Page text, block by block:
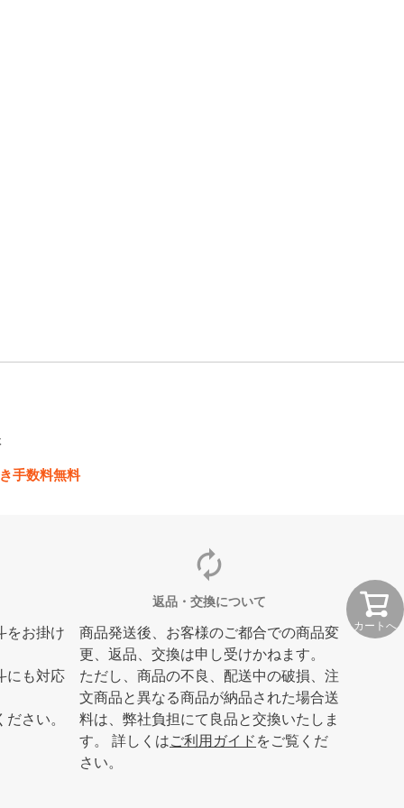
カートへ
手数料無料
をお掛け
にも対応
ださい。
autorenew
返品・交換について
商品発送後、お客様のご都合での商品変
更、返品、交換は申し受けかねます。
ただし、商品の不良、配送中の破損、注
文商品と異なる商品が納品された場合送
料は、弊社負担にて良品と交換いたしま
す。 詳しくはご利用ガイド をご覧くだ
さい。